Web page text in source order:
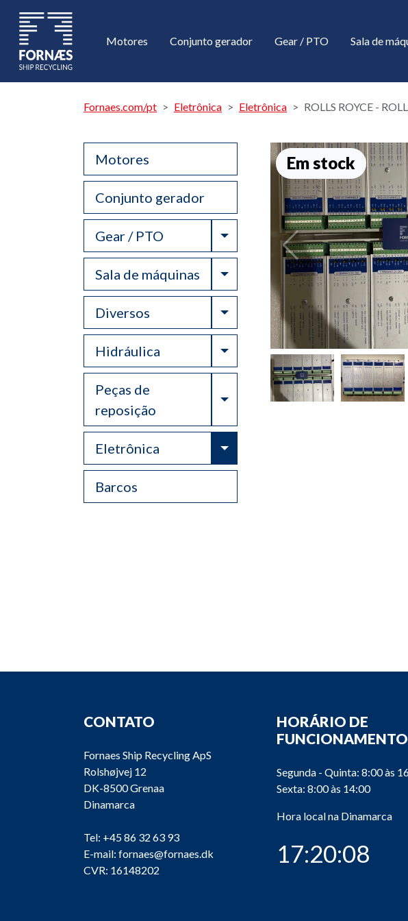
Motores Conjunto gerador Gear / PTO Sala de
Fornaes.com/pt Eletrônica Eletrônica ROLLS ROYCE -
Motores
Conjunto gerador
Gear / PTO Toggle Dropdown
Sala de máquinas Toggle Dropdown
Diversos Toggle Dropdown
Hidráulica Toggle Dropdown
Peças de
reposição
Toggle Dropdown
Eletrônica Toggle Dropdown
Barcos
Em stock
CONTATO
Fornaes Ship Recycling ApS
Rolshøjvej 12
DK-8500 Grenaa
Dinamarca
Tel: +45 86 32 63 93
E-mail: fornaes@fornaes.dk
CVR: 16148202
HORÁRIO DE
FUNCIONAMENTO
Segunda - Quinta: 8:00 às
Sexta: 8:00 às 14:00
Hora local na Dinamarca
17:20:08